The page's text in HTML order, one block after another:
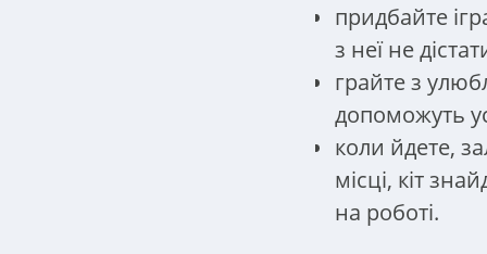
придбайте
з неї не
грайте з
допоможуть
коли йдете,
місці, кіт
на роботі.